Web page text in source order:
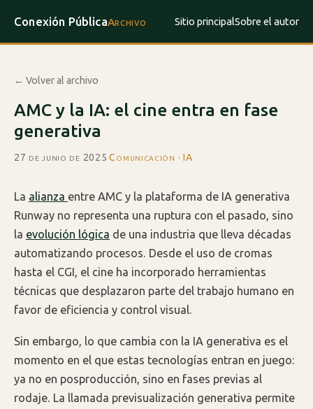
Conexión PúblicaArchivo Sitio principalSobre el autor
← Volver al archivo
AMC y la IA: el cine entra en fase
generativa
27 de junio de 2025·Comunicación · IA
La alianza entre AMC y la plataforma de IA generativa
Runway no representa una ruptura con el pasado, sino
la evolución lógica de una industria que lleva décadas
automatizando procesos. Desde el uso de cromas
hasta el CGI, el cine ha incorporado herramientas
técnicas que desplazaron parte del trabajo humano en
favor de eficiencia y control visual.
Sin embargo, lo que cambia con la IA generativa es el
momento en el que estas tecnologías entran en juego:
ya no en posproducción, sino en fases previas al
rodaje. La llamada previsualización generativa permite